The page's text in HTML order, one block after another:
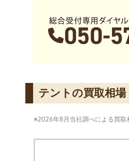
テントの買取相場
※2026年8月当社調べによる買取